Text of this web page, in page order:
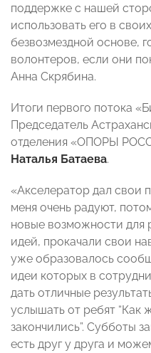
поддержке с нашей
использовать его в
безвозмездной основе,
волонтеров, если они
Анна Скрябина.
Итоги первого потока
Председатель
отделения «ОПОРЫ
Наталья Батаева.
«Акселератор дал свои
меня очень радуют,
новые возможности для
идей, прокачали свои
уже образовалось
идеи которых в
дать отличные
услышать от ребят “Как
закончились”. Субботы
есть друг у друга и